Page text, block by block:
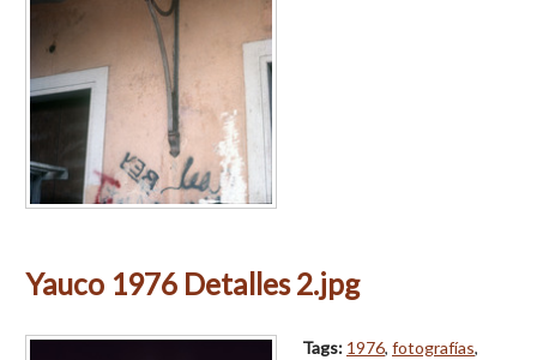
Yauco 1976 Detalles 2.jpg
Tags: 1976, fotografías,